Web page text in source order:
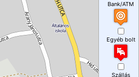
Bank/ATM
Egyéb bolt
Szállás